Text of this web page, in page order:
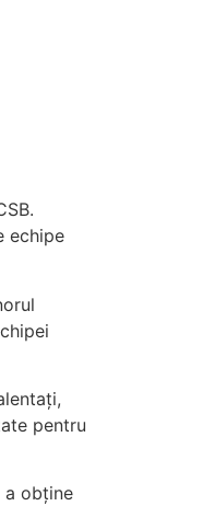
echipe
pentru
a obține